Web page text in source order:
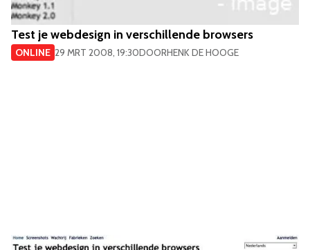
Test je webdesign in verschillende browsers
ONLINE 29 MRT 2008, 19:30DOORHENK DE HOOGE